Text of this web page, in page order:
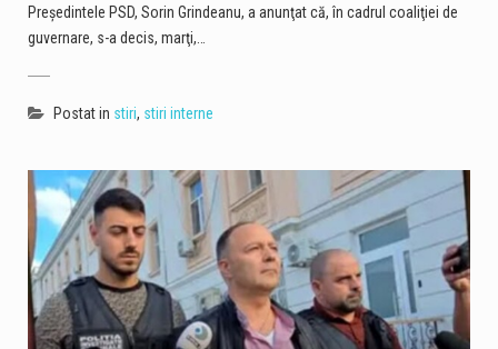
Preşedintele PSD, Sorin Grindeanu, a anunţat că, în cadrul coaliţiei de
guvernare, s-a decis, marţi,…
Postat in stiri, stiri interne